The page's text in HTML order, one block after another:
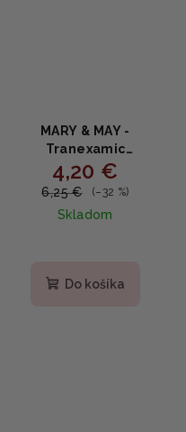
MARY & MAY -
Tranexamic
Acid+Glutathione Eye
Cream - Očný krém proti
tmavým kruhom pod
očami 12g - MINI
4,20 €
6,25 € (–32 %)
Skladom
produktu
Do košíka